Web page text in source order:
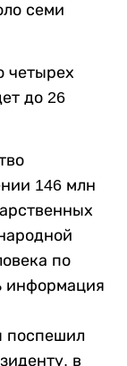
семи
четырех
до 26
146 млн
по
информация
поспешил
в